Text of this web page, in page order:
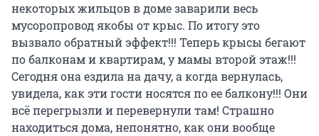
некоторых жильцов в доме заварили весь
мусоропровод якобы от крыс. По итогу это
вызвало обратный эффект!!! Теперь крысы бегают
по балконам и квартирам, у мамы второй этаж!!!
Сегодня она ездила на дачу, а когда вернулась,
увидела, как эти гости носятся по ее балкону!!! Они
всё перегрызли и перевернули там! Страшно
находиться дома, непонятно, как они вообще